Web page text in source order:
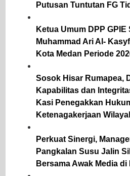
Putusan Tuntutan FG
Ketua Umum DPP
Muhammad Ari Al-
Kota Medan Periode
Sosok Hisar Rumapea,
Kapabilitas dan
Kasi Penegakkan
Ketenagakerjaan
Perkuat Sinergi,
Pangkalan Susu Jalin
Bersama Awak Media di